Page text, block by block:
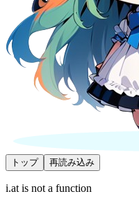
トップ 再読み込み
i.at is not a function